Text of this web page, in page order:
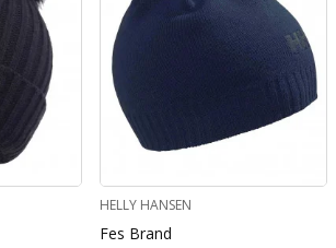
HELLY HANSEN
Fes Brand